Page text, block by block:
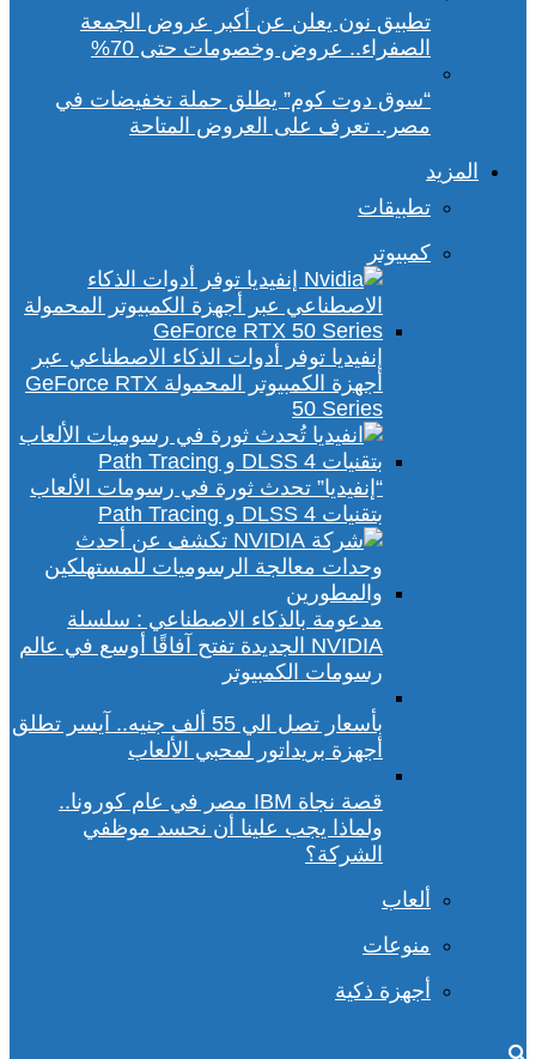
تطبيق نون يعلن عن أكبر عروض الجمعة
الصفراء.. عروض وخصومات حتى 70%
“سوق دوت كوم” يطلق حملة تخفيضات في
مصر.. تعرف على العروض المتاحة
المزيد
تطبيقات
كمبيوتر
إنفيديا توفر أدوات الذكاء الاصطناعي عبر
أجهزة الكمبيوتر المحمولة GeForce RTX
50 Series
“إنفيديا” تحدث ثورة في رسومات الألعاب
بتقنيات DLSS 4 و Path Tracing
مدعومة بالذكاء الاصطناعي : سلسلة
NVIDIA الجديدة تفتح آفاقًا أوسع في عالم
رسومات الكمبيوتر
بأسعار تصل الي 55 ألف جنيه.. آيسر تطلق
أجهزة بريداتور لمحبي الألعاب
قصة نجاة IBM مصر في عام كورونا..
ولماذا يجب علينا أن نحسد موظفي
الشركة؟
ألعاب
منوعات
أجهزة ذكية